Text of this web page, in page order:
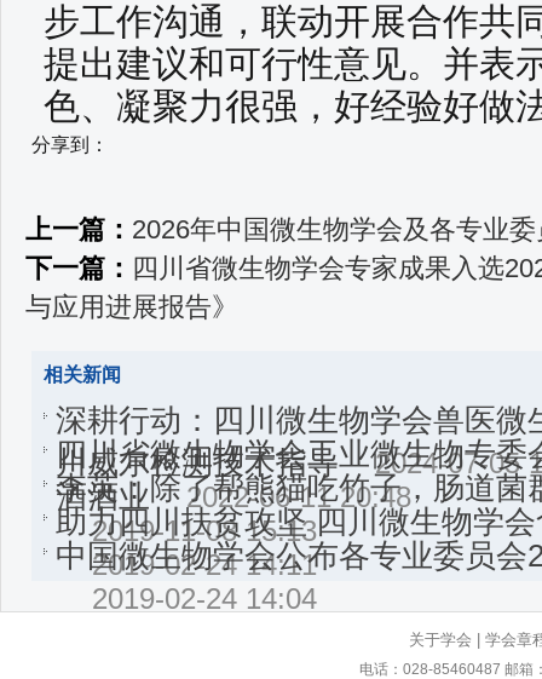
步工作沟通，联动开展合作共
提出建议和可行性意见。并表
色、凝聚力很强，好经验好做
分享到：
上一篇： 2026年中国微生物学会及各专业
下一篇： 四川省微生物学会专家成果入选
与应用进展报告》
相关新闻
深耕行动：四川微生物学会兽医微
川威尔检测技术指导
2024-07-05
四川省微生物学会工业微生物专
酒酒业
2022-06-11 20:48
李英：除了帮熊猫吃竹子，肠道菌
2019-11-08 15:13
助力四川扶贫攻坚 四川微生物学
2019-02-24 14:11
中国微生物学会公布各专业委员会
2019-02-24 14:04
关于学会 学会章
电话：028-85460487 邮箱